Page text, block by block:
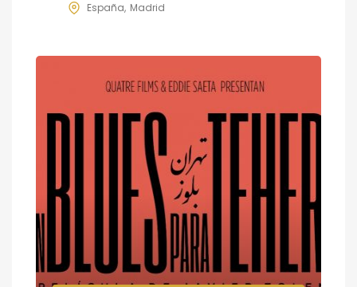
España Madrid